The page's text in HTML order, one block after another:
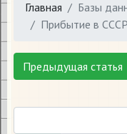
Главная Базы
Прибытие в СССР
Предыдущая статья